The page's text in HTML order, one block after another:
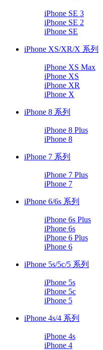
iPhone SE 3
iPhone SE 2
iPhone SE
iPhone XS/XR/X 系列
iPhone XS Max
iPhone XS
iPhone XR
iPhone X
iPhone 8 系列
iPhone 8 Plus
iPhone 8
iPhone 7 系列
iPhone 7 Plus
iPhone 7
iPhone 6/6s 系列
iPhone 6s Plus
iPhone 6s
iPhone 6 Plus
iPhone 6
iPhone 5s/5c/5 系列
iPhone 5s
iPhone 5c
iPhone 5
iPhone 4s/4 系列
iPhone 4s
iPhone 4